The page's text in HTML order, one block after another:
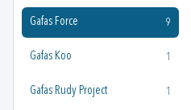
Gafas Force 9
Gafas Koo 1
Gafas Rudy Project 1